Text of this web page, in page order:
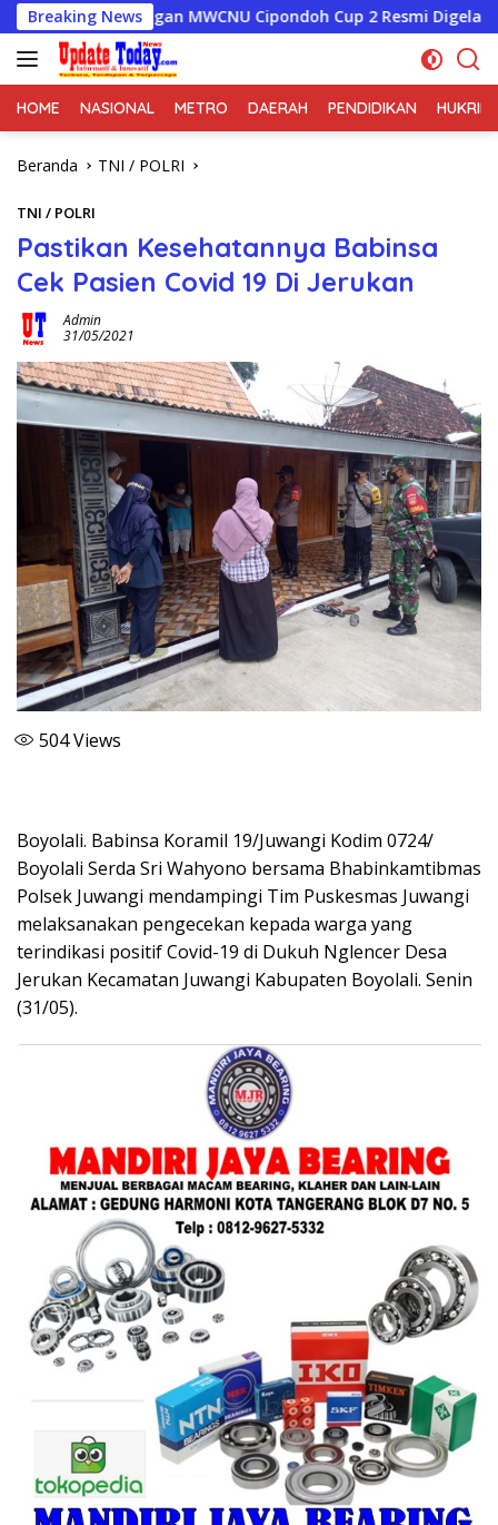
Langsung
ke
konten
Breaking News
MWCNU Cipondoh Cup 2 Resmi Digelar Bekali
HOME NASIONAL METRO DAERAH PENDIDIKAN HUKRIM
Beranda TNI / POLRI
TNI / POLRI
Pastikan Kesehatannya Babinsa
Cek Pasien Covid 19 Di Jerukan
Admin
31/05/2021
504Views
Boyolali. Babinsa Koramil 19/Juwangi Kodim 0724/
Boyolali Serda Sri Wahyono bersama Bhabinkamtibmas
Polsek Juwangi mendampingi Tim Puskesmas Juwangi
melaksanakan pengecekan kepada warga yang
terindikasi positif Covid-19 di Dukuh Nglencer Desa
Jerukan Kecamatan Juwangi Kabupaten Boyolali. Senin
(31/05).